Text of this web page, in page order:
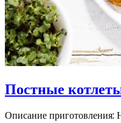
Постные
Описание приготовления: